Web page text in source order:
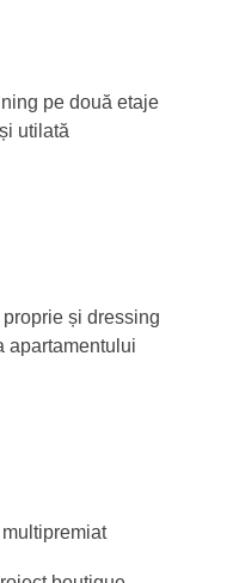
pe două etaje
utilată
și dressing
apartamentului